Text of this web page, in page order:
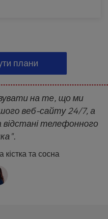
плани
на те, що ми
веб-сайту 24/7, а
телефонного
та сосна